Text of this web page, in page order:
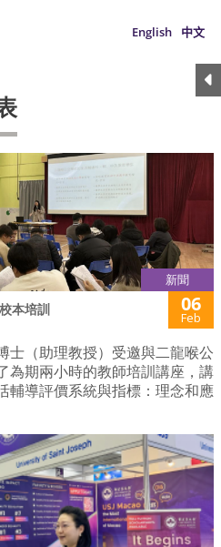
English 中文
新聞
本培訓 06
Feb
士（助理教授）受邀與二龍喉公
為期兩小時的教師培訓講座，講
輔導評價系統與指標：理念和應